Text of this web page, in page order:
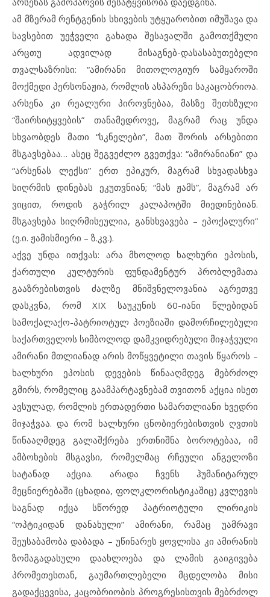
ამ მზერამ რენტგენის სხივების უტყუარობით იმუშავა და
სავსებით უეჭველი გახადა შესავალში გამოთქმული
არცთუ ადვილად მისაგნებ-დასასაბუთებელი
თვალსაზრისი: “ამირანი მითოლოგიურ სამყაროში
მოქმედი პერსონაჟია, რომლის ასპარეზი საკაცობრიოა.
არსენა კი რეალური პიროვნებაა, მასზე შეთხზული
“შაირსიტყვების” თანამედროვე, მაგრამ რაც უნდა
სხვაობდეს მათი “სკნელები”, მათ შორის არსებითი
მსგავსებაა… ასეც შეგვეძლო გვეთქვა: “ამირანიანი” და
“არსენას ლექსი” ერთ ეპიკურ, მაგრამ სხვადასხვა
სიღრმის დინებას ეკუთვნიან; “მას ჟამს”, მაგრამ არ
ვიცით, როდის გაჭრილ კალაპოტში მიედინებიან.
მსგავსება სიღრმისეულია, განსხვავება – ეპოქალური”
(ე.ი. ჟამისმიერი – ზ.კვ.).
აქვე უნდა ითქვას: არა მხოლოდ ხალხური ეპოსის,
ქართული კულტურის ფუნდამენტურ პრობლემათა
გააზრებისთვის ძალზე მნიშვნელოვანია აგრეთვე
დასკვნა, რომ XIX საუკუნის 60-იანი წლებიდან
სამოქალაქო-პატრიოტულ პოეზიაში დამორჩილებული
საქართველოს სიმბოლოდ დამკვიდრებული მიჯაჭვული
ამირანი მთლიანად არის მოწყვეტილი თავის წყაროს –
ხალხური ეპოსის დევების წინააღმდეგ მებრძოლ
გმირს, რომელიც გაამპარტავნებამ თვითონ აქცია ისეთ
ავსულად, რომლის ერთადერთი სამართლიანი ხვედრი
მიჯაჭვაა. და რომ ხალხური ცნობიერებისთვის ღვთის
წინააღმდეგ გალაშქრება ერთნიშნა ბოროტებაა, იმ
ამბოხების მსგავსი, რომელმაც რჩეული ანგელოზი
სატანად აქცია. არადა ჩვენს ჰუმანიტარულ
მეცნიერებაში (ცხადია, ფოლკლორისტიკაშიც) კვლევის
საგნად იქცა სწორედ პატრიოტული ლირიკის
“ოპტიკიდან დანახული” ამირანი, რამაც უამრავი
შეუსაბამობა დაბადა – უწინარეს ყოვლისა კი ამირანის
ზომაგადასული დაახლოება და ლამის გაიგივება
პრომეთესთან, გაუმართლებელი მცდელობა მისი
გადაქცევისა, კაცობრიობის პროგრესისთვის მებრძოლ